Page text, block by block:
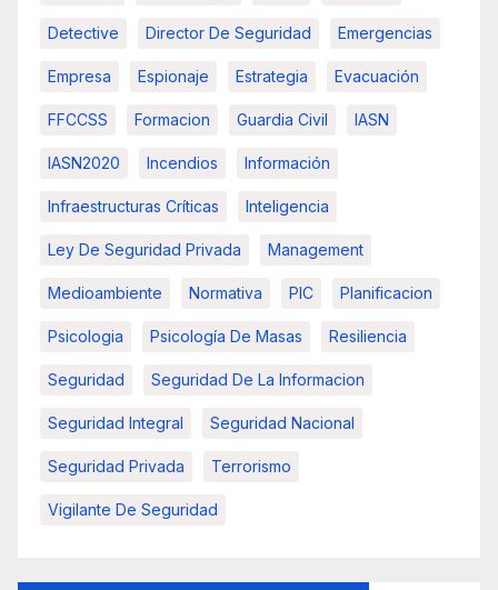
Detective Director De Seguridad Emergencias
Empresa Espionaje Estrategia Evacuación
FFCCSS Formacion Guardia Civil IASN
IASN2020 Incendios Información
Infraestructuras Críticas Inteligencia
Ley De Seguridad Privada Management
Medioambiente Normativa PIC Planificacion
Psicologia Psicología De Masas Resiliencia
Seguridad Seguridad De La Informacion
Seguridad Integral Seguridad Nacional
Seguridad Privada Terrorismo
Vigilante De Seguridad